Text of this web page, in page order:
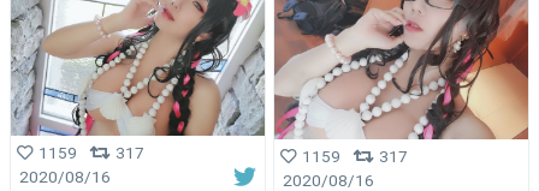
1159
317
2020/08/16
1159
317
2020/08/16